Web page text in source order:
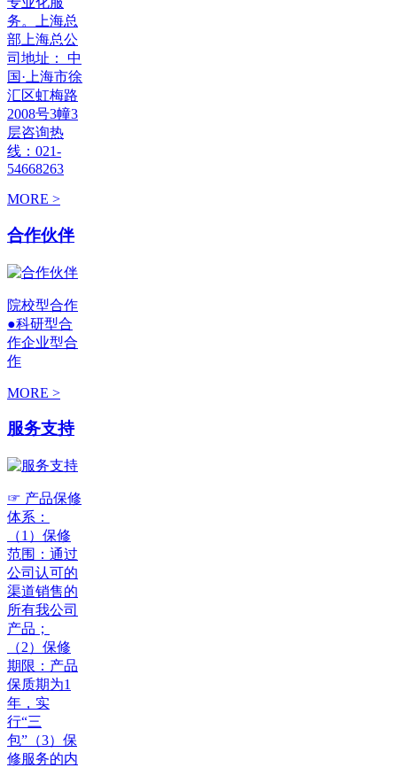
务。上海总
部上海总公
司地址： 中
国·上海市徐
汇区虹梅路
2008号3幢3
层咨询热
线：021-
54668263
MORE >
合作伙伴
院校型合作
●科研型合
作企业型合
作
MORE >
服务支持
☞ 产品保修
体系：
（1）保修
范围：通过
公司认可的
渠道销售的
所有我公司
产品；
（2）保修
期限：产品
保质期为1
年，实
行“三
包”（3）保
修服务的内